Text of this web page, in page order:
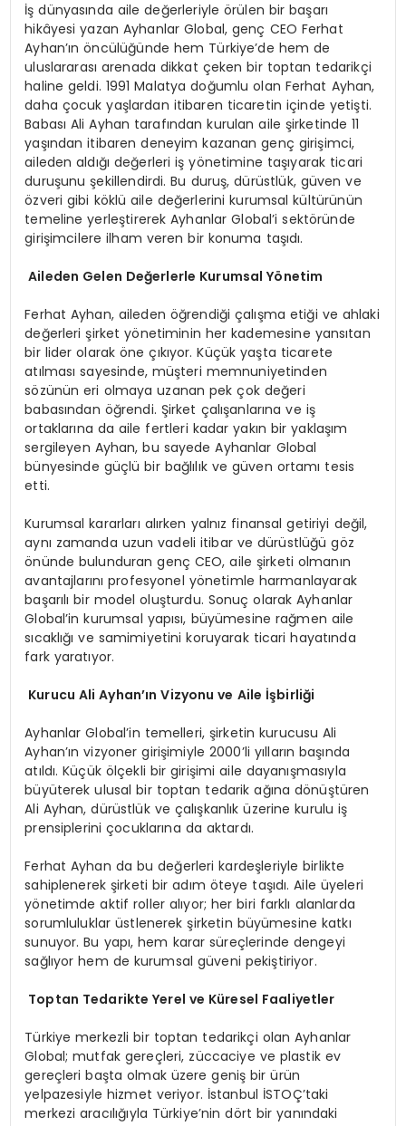
İş dünyasında aile değerleriyle örülen bir başarı
hikâyesi yazan Ayhanlar Global, genç CEO Ferhat
Ayhan’ın öncülüğünde hem Türkiye’de hem de
uluslararası arenada dikkat çeken bir toptan tedarikçi
haline geldi. 1991 Malatya doğumlu olan Ferhat Ayhan,
daha çocuk yaşlardan itibaren ticaretin içinde yetişti.
Babası Ali Ayhan tarafından kurulan aile şirketinde 11
yaşından itibaren deneyim kazanan genç girişimci,
aileden aldığı değerleri iş yönetimine taşıyarak ticari
duruşunu şekillendirdi. Bu duruş, dürüstlük, güven ve
özveri gibi köklü aile değerlerini kurumsal kültürünün
temeline yerleştirerek Ayhanlar Global’i sektöründe
girişimcilere ilham veren bir konuma taşıdı.
Aileden Gelen Değerlerle Kurumsal Yönetim
Ferhat Ayhan, aileden öğrendiği çalışma etiği ve ahlaki
değerleri şirket yönetiminin her kademesine yansıtan
bir lider olarak öne çıkıyor. Küçük yaşta ticarete
atılması sayesinde, müşteri memnuniyetinden
sözünün eri olmaya uzanan pek çok değeri
babasından öğrendi. Şirket çalışanlarına ve iş
ortaklarına da aile fertleri kadar yakın bir yaklaşım
sergileyen Ayhan, bu sayede Ayhanlar Global
bünyesinde güçlü bir bağlılık ve güven ortamı tesis
etti.
Kurumsal kararları alırken yalnız finansal getiriyi değil,
aynı zamanda uzun vadeli itibar ve dürüstlüğü göz
önünde bulunduran genç CEO, aile şirketi olmanın
avantajlarını profesyonel yönetimle harmanlayarak
başarılı bir model oluşturdu. Sonuç olarak Ayhanlar
Global’in kurumsal yapısı, büyümesine rağmen aile
sıcaklığı ve samimiyetini koruyarak ticari hayatında
fark yaratıyor.
Kurucu Ali Ayhan’ın Vizyonu ve Aile İşbirliği
Ayhanlar Global’in temelleri, şirketin kurucusu Ali
Ayhan’ın vizyoner girişimiyle 2000’li yılların başında
atıldı. Küçük ölçekli bir girişimi aile dayanışmasıyla
büyüterek ulusal bir toptan tedarik ağına dönüştüren
Ali Ayhan, dürüstlük ve çalışkanlık üzerine kurulu iş
prensiplerini çocuklarına da aktardı.
Ferhat Ayhan da bu değerleri kardeşleriyle birlikte
sahiplenerek şirketi bir adım öteye taşıdı. Aile üyeleri
yönetimde aktif roller alıyor; her biri farklı alanlarda
sorumluluklar üstlenerek şirketin büyümesine katkı
sunuyor. Bu yapı, hem karar süreçlerinde dengeyi
sağlıyor hem de kurumsal güveni pekiştiriyor.
Toptan Tedarikte Yerel ve Küresel Faaliyetler
Türkiye merkezli bir toptan tedarikçi olan Ayhanlar
Global; mutfak gereçleri, züccaciye ve plastik ev
gereçleri başta olmak üzere geniş bir ürün
yelpazesiyle hizmet veriyor. İstanbul İSTOÇ’taki
merkezi aracılığıyla Türkiye’nin dört bir yanındaki